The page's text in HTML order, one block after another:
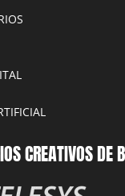
CREATIVOS DE